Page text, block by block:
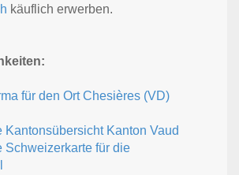
käuflich erwerben.
für den Ort Chesières (VD)
Kantonsübersicht Kanton Vaud
Schweizerkarte für die